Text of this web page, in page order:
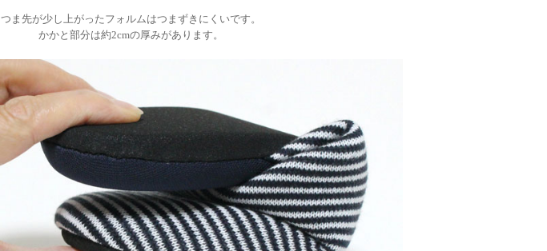
つま先が少し上がったフォルムはつまずきにくいです。
かかと部分は約2cmの厚みがあります。